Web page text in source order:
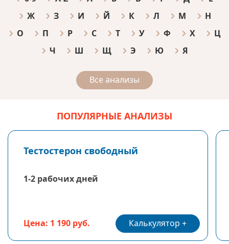
Ж
З И Й К Л М
Н
О
П Р С Т У Ф Х
Ц
Ч
Ш Щ Э Ю Я
Все анализы
ПОПУЛЯРНЫЕ АНАЛИЗЫ
Тестостерон свободный
1-2 рабочих дней
Цена: 1 190 руб. Калькулятор